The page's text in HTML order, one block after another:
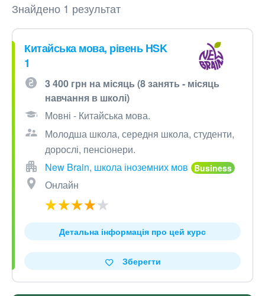
Знайдено 1 результат
Китайська мова, рівень HSK
1
3 400 грн на місяць (8 занять - місяць
навчання в школі)
Мовні - Китайська мова.
Молодша школа, середня школа, студенти,
дорослі, пенсіонери.
New Brain, школа іноземних мов
Онлайн
Детальна інформація про цей курс
Зберегти